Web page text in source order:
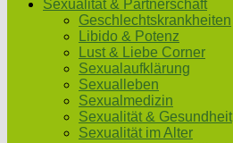
Sexualität & Partnerschaft
Geschlechtskrankheiten
Libido & Potenz
Lust & Liebe Corner
Sexualaufklärung
Sexualleben
Sexualmedizin
Sexualität & Gesundheit
Sexualität im Alter